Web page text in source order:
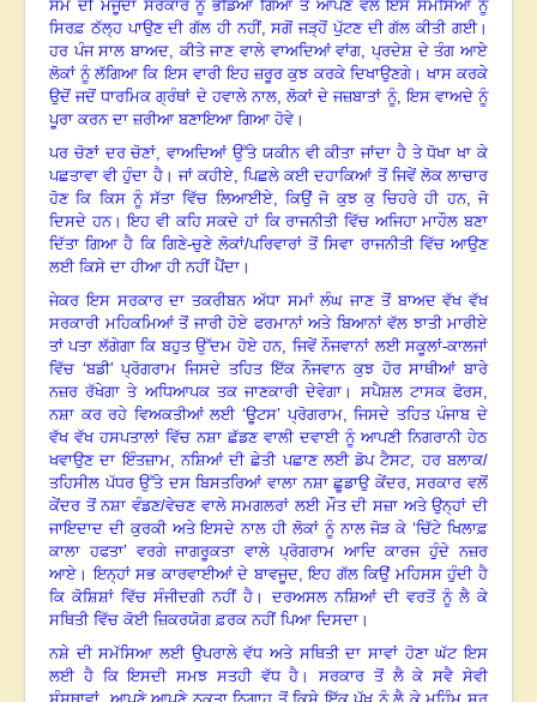
ਸਮੇਂ ਦੀ ਮੌਜੂਦਾ ਸਰਕਾਰ ਨੂੰ ਭੰਡਿਆ ਗਿਆ ਤੇ ਆਪਣੇ ਵਲੋਂ ਇਸ ਸਮੱਸਿਆ ਨੂੰ
ਸਿਰਫ਼ ਠੱਲ੍ਹ ਪਾਉਣ ਦੀ ਗੱਲ ਹੀ ਨਹੀਂ, ਸਗੋਂ ਜੜ੍ਹੋਂ ਪੁੱਟਣ ਦੀ ਗੱਲ ਕੀਤੀ ਗਈ।
ਹਰ ਪੰਜ ਸਾਲ ਬਾਅਦ, ਕੀਤੇ ਜਾਣ ਵਾਲੇ ਵਾਅਦਿਆਂ ਵਾਂਗ, ਪ੍ਰਦੇਸ਼ ਦੇ ਤੰਗ ਆਏ
ਲੋਕਾਂ ਨੂੰ ਲੱਗਿਆ ਕਿ ਇਸ ਵਾਰੀ ਇਹ ਜ਼ਰੂਰ ਕੁਝ ਕਰਕੇ ਦਿਖਾਉਣਗੇ। ਖਾਸ ਕਰਕੇ
ਉਦੋਂ ਜਦੋਂ ਧਾਰਮਿਕ ਗ੍ਰੰਥਾਂ ਦੇ ਹਵਾਲੇ ਨਾਲ, ਲੋਕਾਂ ਦੇ ਜਜ਼ਬਾਤਾਂ ਨੂੰ, ਇਸ ਵਾਅਦੇ ਨੂੰ
ਪੂਰਾ ਕਰਨ ਦਾ ਜ਼ਰੀਆ ਬਣਾਇਆ ਗਿਆ ਹੋਵੇ।
ਪਰ ਚੋਣਾਂ ਦਰ ਚੋਣਾਂ, ਵਾਅਦਿਆਂ ਉੱਤੇ ਯਕੀਨ ਵੀ ਕੀਤਾ ਜਾਂਦਾ ਹੈ ਤੇ ਧੋਖਾ ਖਾ ਕੇ
ਪਛਤਾਵਾ ਵੀ ਹੁੰਦਾ ਹੈ। ਜਾਂ ਕਹੀਏ, ਪਿਛਲੇ ਕਈ ਦਹਾਕਿਆਂ ਤੋਂ ਜਿਵੇਂ ਲੋਕ ਲਾਚਾਰ
ਹੋਣ ਕਿ ਕਿਸ ਨੂੰ ਸੱਤਾ ਵਿੱਚ ਲਿਆਈਏ, ਕਿਉਂ ਜੋ ਕੁਝ ਕੁ ਚਿਹਰੇ ਹੀ ਹਨ, ਜੋ
ਦਿਸਦੇ ਹਨ।ਇਹ ਵੀ ਕਹਿ ਸਕਦੇ ਹਾਂ ਕਿ ਰਾਜਨੀਤੀ ਵਿੱਚ ਅਜਿਹਾ ਮਾਹੌਲ ਬਣਾ
ਦਿੱਤਾ ਗਿਆ ਹੈ ਕਿ ਗਿਣੇ-ਚੁਣੇ ਲੋਕਾਂ/ਪਰਿਵਾਰਾਂ ਤੋਂ ਸਿਵਾ ਰਾਜਨੀਤੀ ਵਿੱਚ ਆਉਣ
ਲਈ ਕਿਸੇ ਦਾ ਹੀਆ ਹੀ ਨਹੀਂ ਪੈਂਦਾ ।
ਜੇਕਰ ਇਸ ਸਰਕਾਰ ਦਾ ਤਕਰੀਬਨ ਅੱਧਾ ਸਮਾਂ ਲੰਘ ਜਾਣ ਤੋਂ ਬਾਅਦ ਵੱਖ ਵੱਖ
ਸਰਕਾਰੀ ਮਹਿਕਮਿਆਂ ਤੋਂ ਜਾਰੀ ਹੋਏ ਫਰਮਾਨਾਂ ਅਤੇ ਬਿਆਨਾਂ ਵੱਲ ਝਾਤੀ ਮਾਰੀਏ
ਤਾਂ ਪਤਾ ਲੱਗੇਗਾ ਕਿ ਬਹੁਤ ਉੱਦਮ ਹੋਏ ਹਨ, ਜਿਵੇਂ ਨੌਜਵਾਨਾਂ ਲਈ ਸਕੂਲਾਂ-ਕਾਲਜਾਂ
ਵਿੱਚ ‘ਬਡੀ’ ਪ੍ਰੋਗਰਾਮ ਜਿਸਦੇ ਤਹਿਤ ਇੱਕ ਨੌਜਵਾਨ ਕੁਝ ਹੋਰ ਸਾਥੀਆਂ ਬਾਰੇ
ਨਜ਼ਰ ਰੱਖੇਗਾ ਤੇ ਅਧਿਆਪਕ ਤਕ ਜਾਣਕਾਰੀ ਦੇਵੇਗਾ। ਸਪੈਸ਼ਲ ਟਾਸਕ ਫੋਰਸ,
ਨਸ਼ਾ ਕਰ ਰਹੇ ਵਿਅਕਤੀਆਂ ਲਈ ‘ਊਟਸ’ ਪ੍ਰੋਗਰਾਮ, ਜਿਸਦੇ ਤਹਿਤ ਪੰਜਾਬ ਦੇ
ਵੱਖ ਵੱਖ ਹਸਪਤਾਲਾਂ ਵਿੱਚ ਨਸ਼ਾ ਛੱਡਣ ਵਾਲੀ ਦਵਾਈ ਨੂੰ ਆਪਣੀ ਨਿਗਰਾਨੀ ਹੇਠ
ਖਵਾਉਣ ਦਾ ਇੰਤਜ਼ਾਮ, ਨਸ਼ਿਆਂ ਦੀ ਛੇਤੀ ਪਛਾਣ ਲਈ ਡੋਪ ਟੈਸਟ, ਹਰ ਬਲਾਕ/
ਤਹਿਸੀਲ ਪੱਧਰ ਉੱਤੇ ਦਸ ਬਿਸਤਰਿਆਂ ਵਾਲਾ ਨਸ਼ਾ ਛੂਡਾਉ ਕੇਂਦਰ, ਸਰਕਾਰ ਵਲੋਂ
ਕੇਂਦਰ ਤੋਂ ਨਸ਼ਾ ਵੰਡਣ/ਵੇਚਣ ਵਾਲੇ ਸਮਗਲਰਾਂ ਲਈ ਮੌਤ ਦੀ ਸਜ਼ਾ ਅਤੇ ਉਨ੍ਹਾਂ ਦੀ
ਜਾਇਦਾਦ ਦੀ ਕੁਰਕੀ ਅਤੇ ਇਸਦੇ ਨਾਲ ਹੀ ਲੋਕਾਂ ਨੂੰ ਨਾਲ ਜੋੜ ਕੇ ‘ਚਿੱਟੇ ਖਿਲਾਫ਼
ਕਾਲਾ ਹਫਤਾ’ ਵਰਗੇ ਜਾਗਰੂਕਤਾ ਵਾਲੇ ਪ੍ਰੋਗਰਾਮ ਆਦਿ ਕਾਰਜ ਹੁੰਦੇ ਨਜ਼ਰ
ਆਏ ।ਇਨ੍ਹਾਂ ਸਭ ਕਾਰਵਾਈਆਂ ਦੇ ਬਾਵਜੂਦ, ਇਹ ਗੱਲ ਕਿਉਂ ਮਹਿਸਸ ਹੁੰਦੀ ਹੈ
ਕਿ ਕੋਸ਼ਿਸ਼ਾਂ ਵਿੱਚ ਸੰਜੀਦਗੀ ਨਹੀਂ ਹੈ । ਦਰਅਸਲ ਨਸ਼ਿਆਂ ਦੀ ਵਰਤੋਂ ਨੂੰ ਲੈ ਕੇ
ਸਥਿਤੀ ਵਿੱਚ ਕੋਈ ਜ਼ਿਕਰਯੋਗ ਫ਼ਰਕ ਨਹੀਂ ਪਿਆ ਦਿਸਦਾ ।
ਨਸ਼ੇ ਦੀ ਸਮੱਸਿਆ ਲਈ ਉਪਰਾਲੇ ਵੱਧ ਅਤੇ ਸਥਿਤੀ ਦਾ ਸਾਵਾਂ ਹੋਣਾ ਘੱਟ ਇਸ
ਲਈ ਹੈ ਕਿ ਇਸਦੀ ਸਮਝ ਸਤਹੀ ਵੱਧ ਹੈ ।ਸਰਕਾਰ ਤੋਂ ਲੈ ਕੇ ਸਵੈ ਸੇਵੀ